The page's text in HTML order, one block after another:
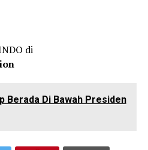
di
Berada Di Bawah Presiden